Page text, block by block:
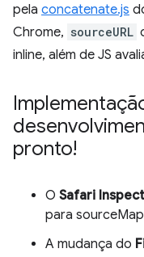
pela concatenate.js
Chrome, sourceURL
inline, além de JS
pronto!
O Safari
para
A mudança do